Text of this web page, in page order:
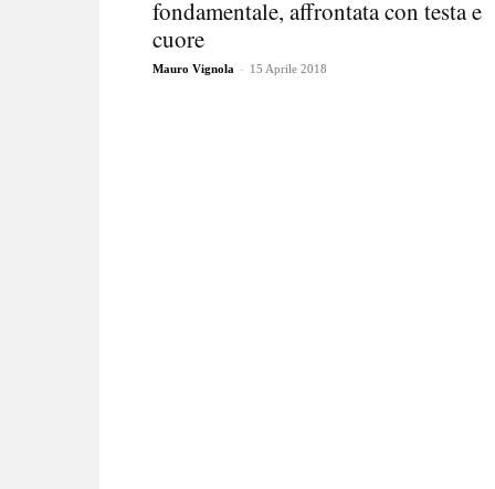
fondamentale, affrontata con testa e
cuore
Mauro Vignola - 15 Aprile 2018